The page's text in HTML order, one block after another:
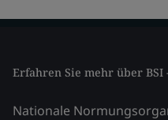
Erfahren Sie mehr über BSI
Nationale